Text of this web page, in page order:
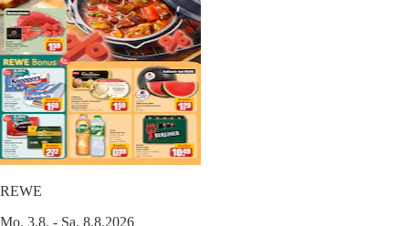
REWE
Mo. 3.8. - Sa. 8.8.2026